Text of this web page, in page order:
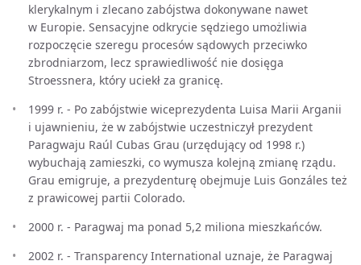
klerykalnym i zlecano zabójstwa dokonywane nawet
w Europie. Sensacyjne odkrycie sędziego umożliwia
rozpoczęcie szeregu procesów sądowych przeciwko
zbrodniarzom, lecz sprawiedliwość nie dosięga
Stroessnera, który uciekł za granicę.
1999 r. - Po zabójstwie wiceprezydenta Luisa Marii Arganii
i ujawnieniu, że w zabójstwie uczestniczył prezydent
Paragwaju Raúl Cubas Grau (urzędujący od 1998 r.)
wybuchają zamieszki, co wymusza kolejną zmianę rządu.
Grau emigruje, a prezydenturę obejmuje Luis Gonzáles też
z prawicowej partii Colorado.
2000 r. - Paragwaj ma ponad 5,2 miliona mieszkańców.
2002 r. - Transparency International uznaje, że Paragwaj